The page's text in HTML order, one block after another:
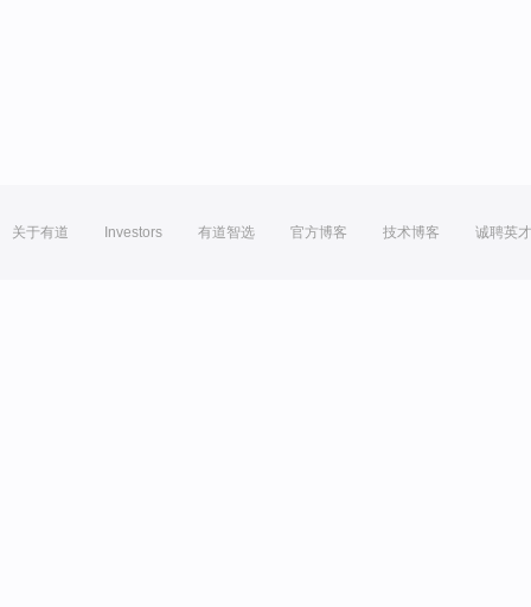
关于有道 Investors 有道智选 官方博客 技术博客 诚聘英才